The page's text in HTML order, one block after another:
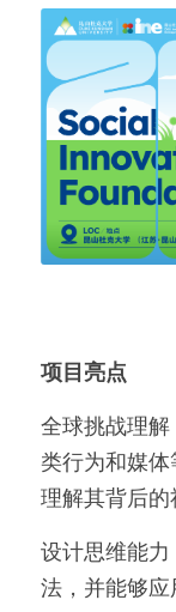
项目亮点
全球挑战理解
类行为和媒
理解其背后的
设计思维能
法，并能够